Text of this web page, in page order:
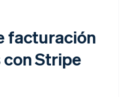
facturación
Stripe